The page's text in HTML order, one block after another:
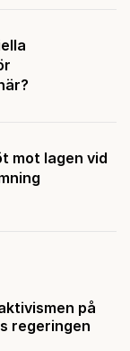
mot lagen vid
på
regeringen